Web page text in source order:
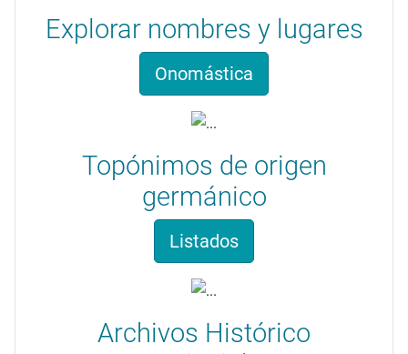
Explorar nombres y lugares
Onomástica
Topónimos de origen
germánico
Listados
Archivos Histórico